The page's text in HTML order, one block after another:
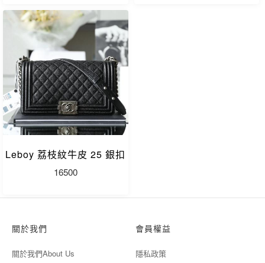
Leboy 荔枝紋牛皮 25 銀扣
16500
關於我們
關於我們About Us
會員權益
隱私政策